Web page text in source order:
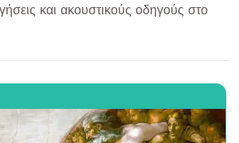
και ακουστικούς οδηγούς στο